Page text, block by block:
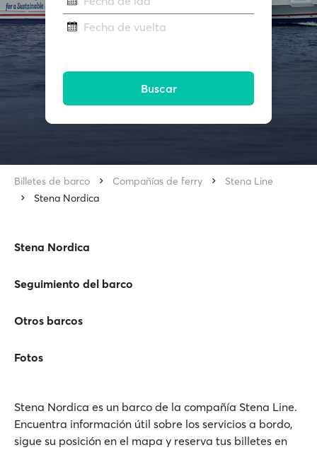
Fecha de vuelta
Buscar
Billetes de barco Compañías de ferry
Stena Line
Stena Nordica
Stena Nordica
Seguimiento del barco
Otros barcos
Fotos
Stena Nordica es un barco de la compañía Stena Line.
Encuentra información útil sobre los servicios a bordo,
sigue su posición en el mapa y reserva tus billetes en